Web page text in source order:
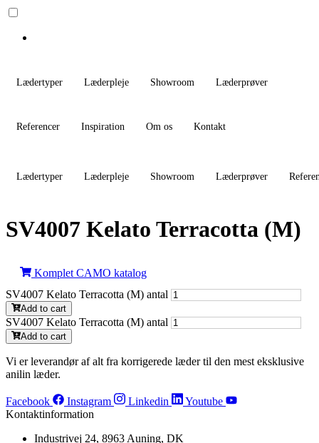
Lædertyper Læderpleje Showroom Læderprøver
Referencer Inspiration Om os Kontakt
Lædertyper Læderpleje Showroom Læderprøver
SV4007 Kelato Terracotta (M)
Komplet CAMO katalog
SV4007 Kelato Terracotta (M) antal
Add to cart
SV4007 Kelato Terracotta (M) antal
Add to cart
Vi er leverandør af alt fra korrigerede læder til den mest eksklusive
anilin læder.
Facebook Instagram Linkedin
Youtube
Kontaktinformation
Industrivej 24, 8963 Auning, DK